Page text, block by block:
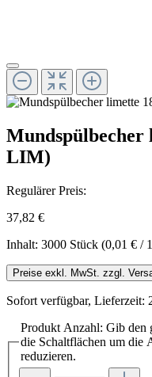
Mundspülbecher
LIM)
Regulärer Preis:
37,82 €
Inhalt: 3000 Stück (0,01 € /
Preise exkl. MwSt. zzgl.
Sofort verfügbar, Lieferzeit:
Produkt Anzahl: Gib den
die Schaltflächen um die
reduzieren.